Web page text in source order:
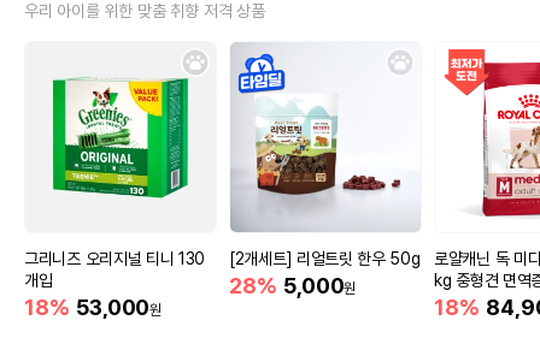
우리 아이를 위한 맞춤 취향 저격 상품
그리니즈 오리지널 티니 130
개입
18% 53,000원
[2개세트] 리얼트릿 한우 50g
28% 5,000원
로얄캐닌 독 미
kg 중형견 면역
18%